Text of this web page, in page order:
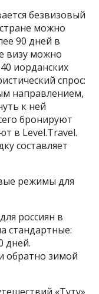
безвизовый
можно
90 дней в
визу можно
иорданских
спрос:
направлением,
к ней
бронируют
в Level.Travel.
составляет
режимы для
россиян в
стандартные:
дней.
обратно зимой